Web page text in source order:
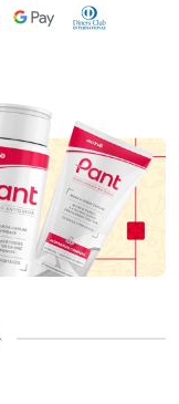
Google PayDiners Club